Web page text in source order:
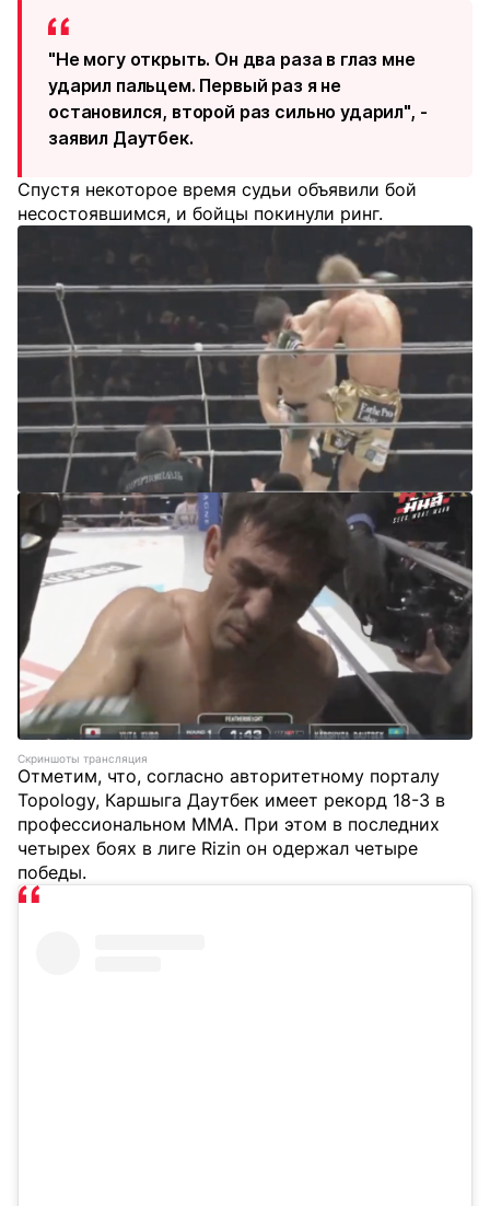
"Не могу открыть. Он два раза в глаз мне
ударил пальцем. Первый раз я не
остановился, второй раз сильно ударил", -
заявил Даутбек.
Спустя некоторое время судьи объявили бой
несостоявшимся, и бойцы покинули ринг.
Скриншоты трансляция
Отметим, что, согласно авторитетному порталу
Topology, Каршыга Даутбек имеет рекорд 18-3 в
профессиональном MMA. При этом в последних
четырех боях в лиге Rizin он одержал четыре
победы.